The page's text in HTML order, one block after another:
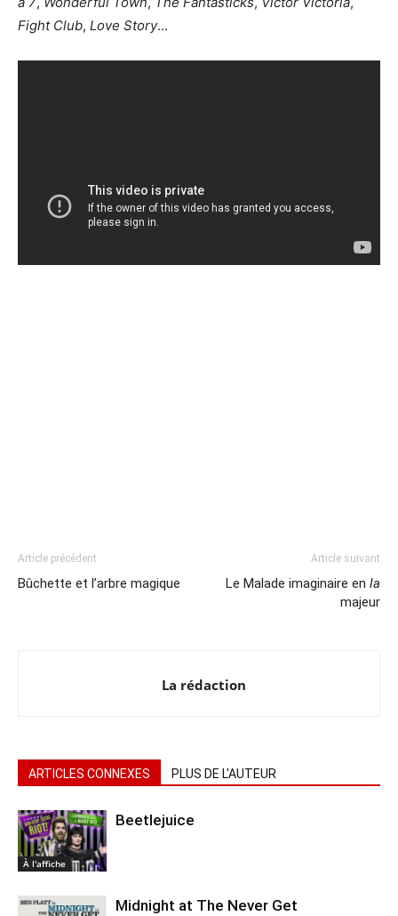
Fight Club, Love Story...
Article précédent
Bûchette et l’arbre magique
Article suivant
Le Malade imaginaire en la
majeur
La rédaction
ARTICLES CONNEXES PLUS DE L'AUTEUR
À l'affiche
Beetlejuice
Midnight at The Never Get